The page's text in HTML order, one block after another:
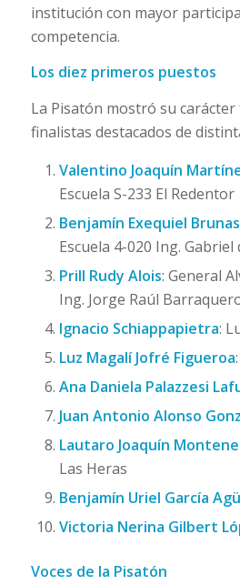
institución con mayor
competencia.
Los diez primeros puestos
La Pisatón mostró su carácter
finalistas destacados de
Valentino Joaquín
Escuela S-233 El Redentor
Benjamín Exequiel
Escuela 4-020 Ing. Gabriel
Prill Rudy Alois: General
Ing. Jorge Raúl
Ignacio Schiappapietra:
Luz Magalí Jofré Figueroa
Ana Daniela Palazzesi
Juan Antonio Alonso
Lautaro Joaquín
Las Heras
Benjamín Uriel García
Victoria Nerina Gilbert
Voces de la Pisatón